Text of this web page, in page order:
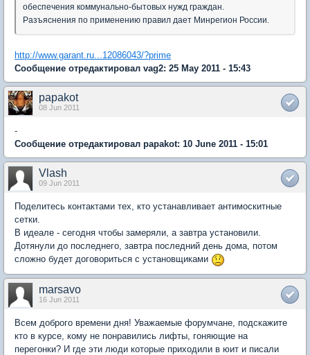
обеспечения коммунально-бытовых нужд граждан.
Разъяснения по применению правил дает Минрегион России.
http://www.garant.ru...12086043/?prime
Сообщение отредактировал vag2: 25 May 2011 - 15:43
papakot
08 Jun 2011
-
Сообщение отредактировал papakot: 10 June 2011 - 15:01
Vlash
09 Jun 2011
Поделитесь контактами тех, кто устанавливает антимоскитные
сетки.
В идеале - сегодня чтобы замеряли, а завтра установили.
Дотянули до последнего, завтра последний день дома, потом
сложно будет договориться с установщиками
marsavo
16 Jun 2011
Всем доброго времени дня! Уважаемые форумчане, подскажите
кто в курсе, кому не понравились лифты, гоняющие на
перегонки? И где эти люди которые приходили в юит и писали